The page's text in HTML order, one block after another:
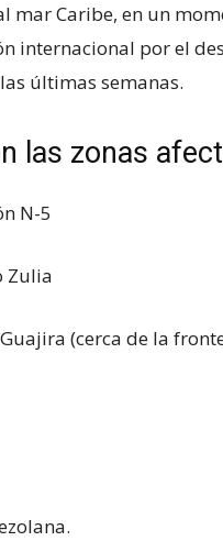
mar Caribe, en un
internacional por el
últimas semanas.
las zonas
N-5
Zulia
(cerca de la